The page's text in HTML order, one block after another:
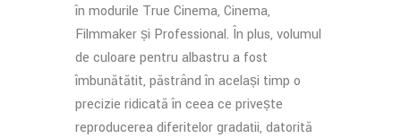
în modurile True Cinema, Cinema,
Filmmaker și Professional. În plus, volumul
de culoare pentru albastru a fost
îmbunătățit, păstrând în același timp o
precizie ridicată în ceea ce privește
reproducerea diferitelor gradații, datorită